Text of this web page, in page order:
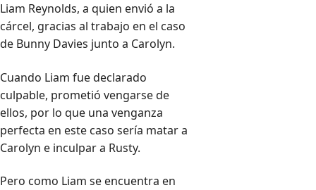
Liam Reynolds, a quien envió a la
cárcel, gracias al trabajo en el caso
de Bunny Davies junto a Carolyn.
Cuando Liam fue declarado
culpable, prometió vengarse de
ellos, por lo que una venganza
perfecta en este caso sería matar a
Carolyn e inculpar a Rusty.
Pero como Liam se encuentra en